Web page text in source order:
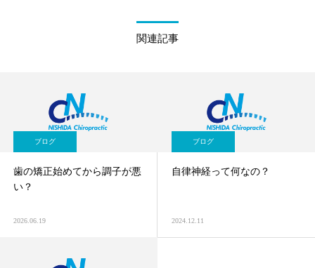
関連記事
ブログ
歯の矯正始めてから調子が悪
い？
2026.06.19
ブログ
自律神経って何なの？
2024.12.11